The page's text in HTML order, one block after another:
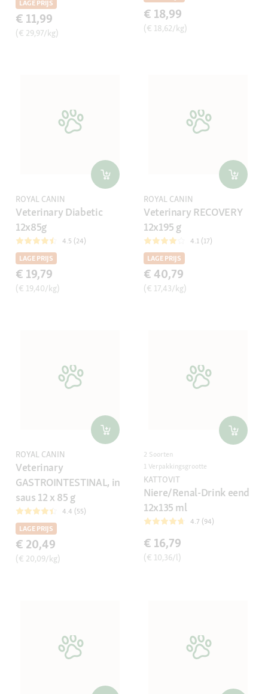
LAGE PRIJS
€ 11,99
(€ 29,97/kg)
€ 18,99
(€ 18,62/kg)
ROYAL CANIN
Veterinary Diabetic
12x85g
4.5 (24)
LAGE PRIJS
€ 19,79
(€ 19,40/kg)
ROYAL CANIN
Veterinary RECOVERY
12x195 g
4.1 (17)
LAGE PRIJS
€ 40,79
(€ 17,43/kg)
ROYAL CANIN
Veterinary
GASTROINTESTINAL, in
saus 12 x 85 g
4.4 (55)
LAGE PRIJS
€ 20,49
(€ 20,09/kg)
2 Soorten
1 Verpakkingsgrootte
KATTOVIT
Niere/Renal-Drink eend
12x135 ml
4.7 (94)
€ 16,79
(€ 10,36/l)